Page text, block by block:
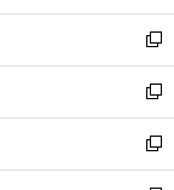
開
く
ウ
で
開
く
ン
ド
ウ
で
開
く
ウ
ィ
ン
ド
ウ
で
開
新
し
い
ウ
ィ
ン
新
し
い
ウ
新
し